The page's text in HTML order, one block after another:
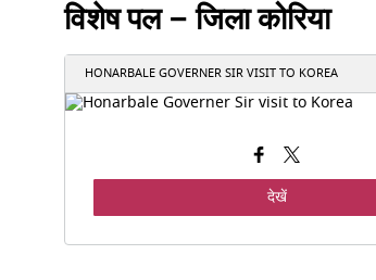
विशेष पल – जिला कोरिया
HONARBALE GOVERNER SIR VISIT TO KOREA
देखें